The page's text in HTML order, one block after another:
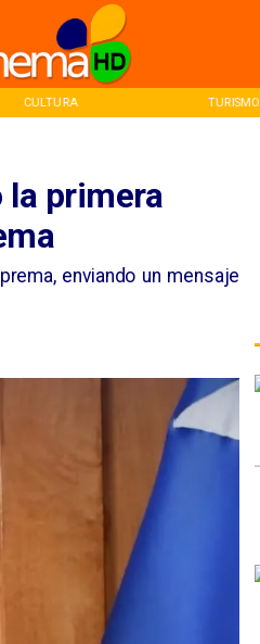
CULTURA TURISMO
la primera
enviando un mensaje